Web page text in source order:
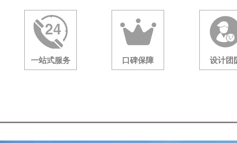
一站式服务 口碑保障 设计团